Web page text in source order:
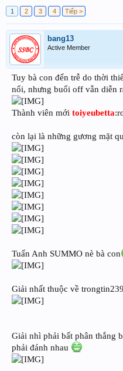
1 2 3 4 Tiếp >
bang13
Active Member
Tuy bà con đến trễ do thời
nổi, nhưng buổi off vẫn diễn
Thành viên mới toiyeubetta
còn lại là những gương mặt
Tuấn Anh SUMMO nè bà con
Giải nhất thuộc về trongtin239
Giải nhì phải bất phân thắng
phải đánh nhau